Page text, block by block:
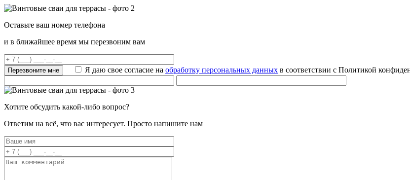
Оставьте ваш номер телефона
и в ближайшее время мы перезвоним вам
Я даю свое согласие на обработку персональных данных в соответствии с Политикой
Хотите обсудить какой-либо вопрос?
Ответим на всё, что вас интересует. Просто напишите нам